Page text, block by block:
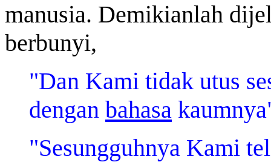
manusia. Demikianlah
berbunyi,
"Dan Kami tidak utus
dengan bahasa
"Sesungguhnya Kami